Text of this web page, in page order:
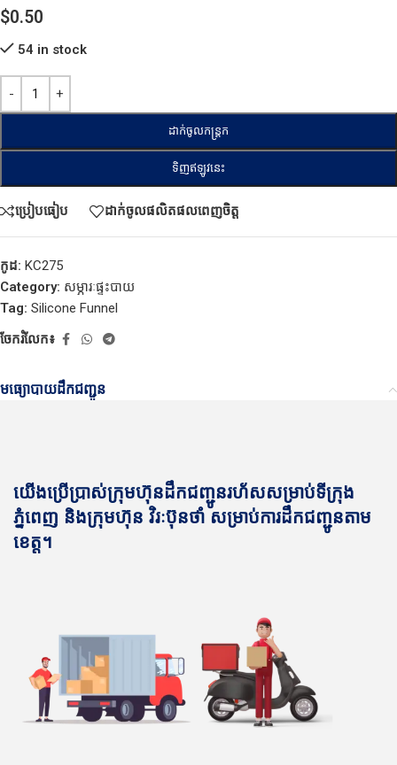
$0.50
54 in stock
ដាក់ចូលកន្ត្រក
ទិញឥឡូវនេះ
ប្រៀបធៀប ដាក់ចូលផលិតផលពេញចិត្ត
កូដ: KC275
Category: សម្ភារៈផ្ទះបាយ
Tag: Silicone Funnel
ចែករំលែក៖
មធ្យោបាយដឹកជញ្ជូន
យើងប្រើប្រាស់ក្រុមហ៊ុនដឹកជញ្ជូនរហ័សសម្រាប់ទីក្រុង
ភ្នំពេញ និងក្រុមហ៊ុន វិរៈប៊ុនថាំ សម្រាប់ការដឹកជញ្ជូនតាម
ខេត្ត។